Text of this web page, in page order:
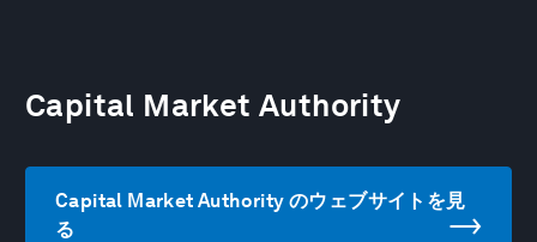
Capital Market Authority
Capital Market Authority のウェブサイトを見
る